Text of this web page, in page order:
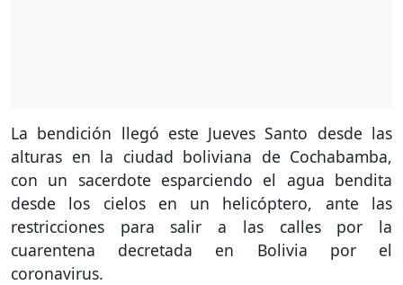
La bendición llegó este Jueves Santo desde las
alturas en la ciudad boliviana de Cochabamba,
con un sacerdote esparciendo el agua bendita
desde los cielos en un helicóptero, ante las
restricciones para salir a las calles por la
cuarentena decretada en Bolivia por el
coronavirus.